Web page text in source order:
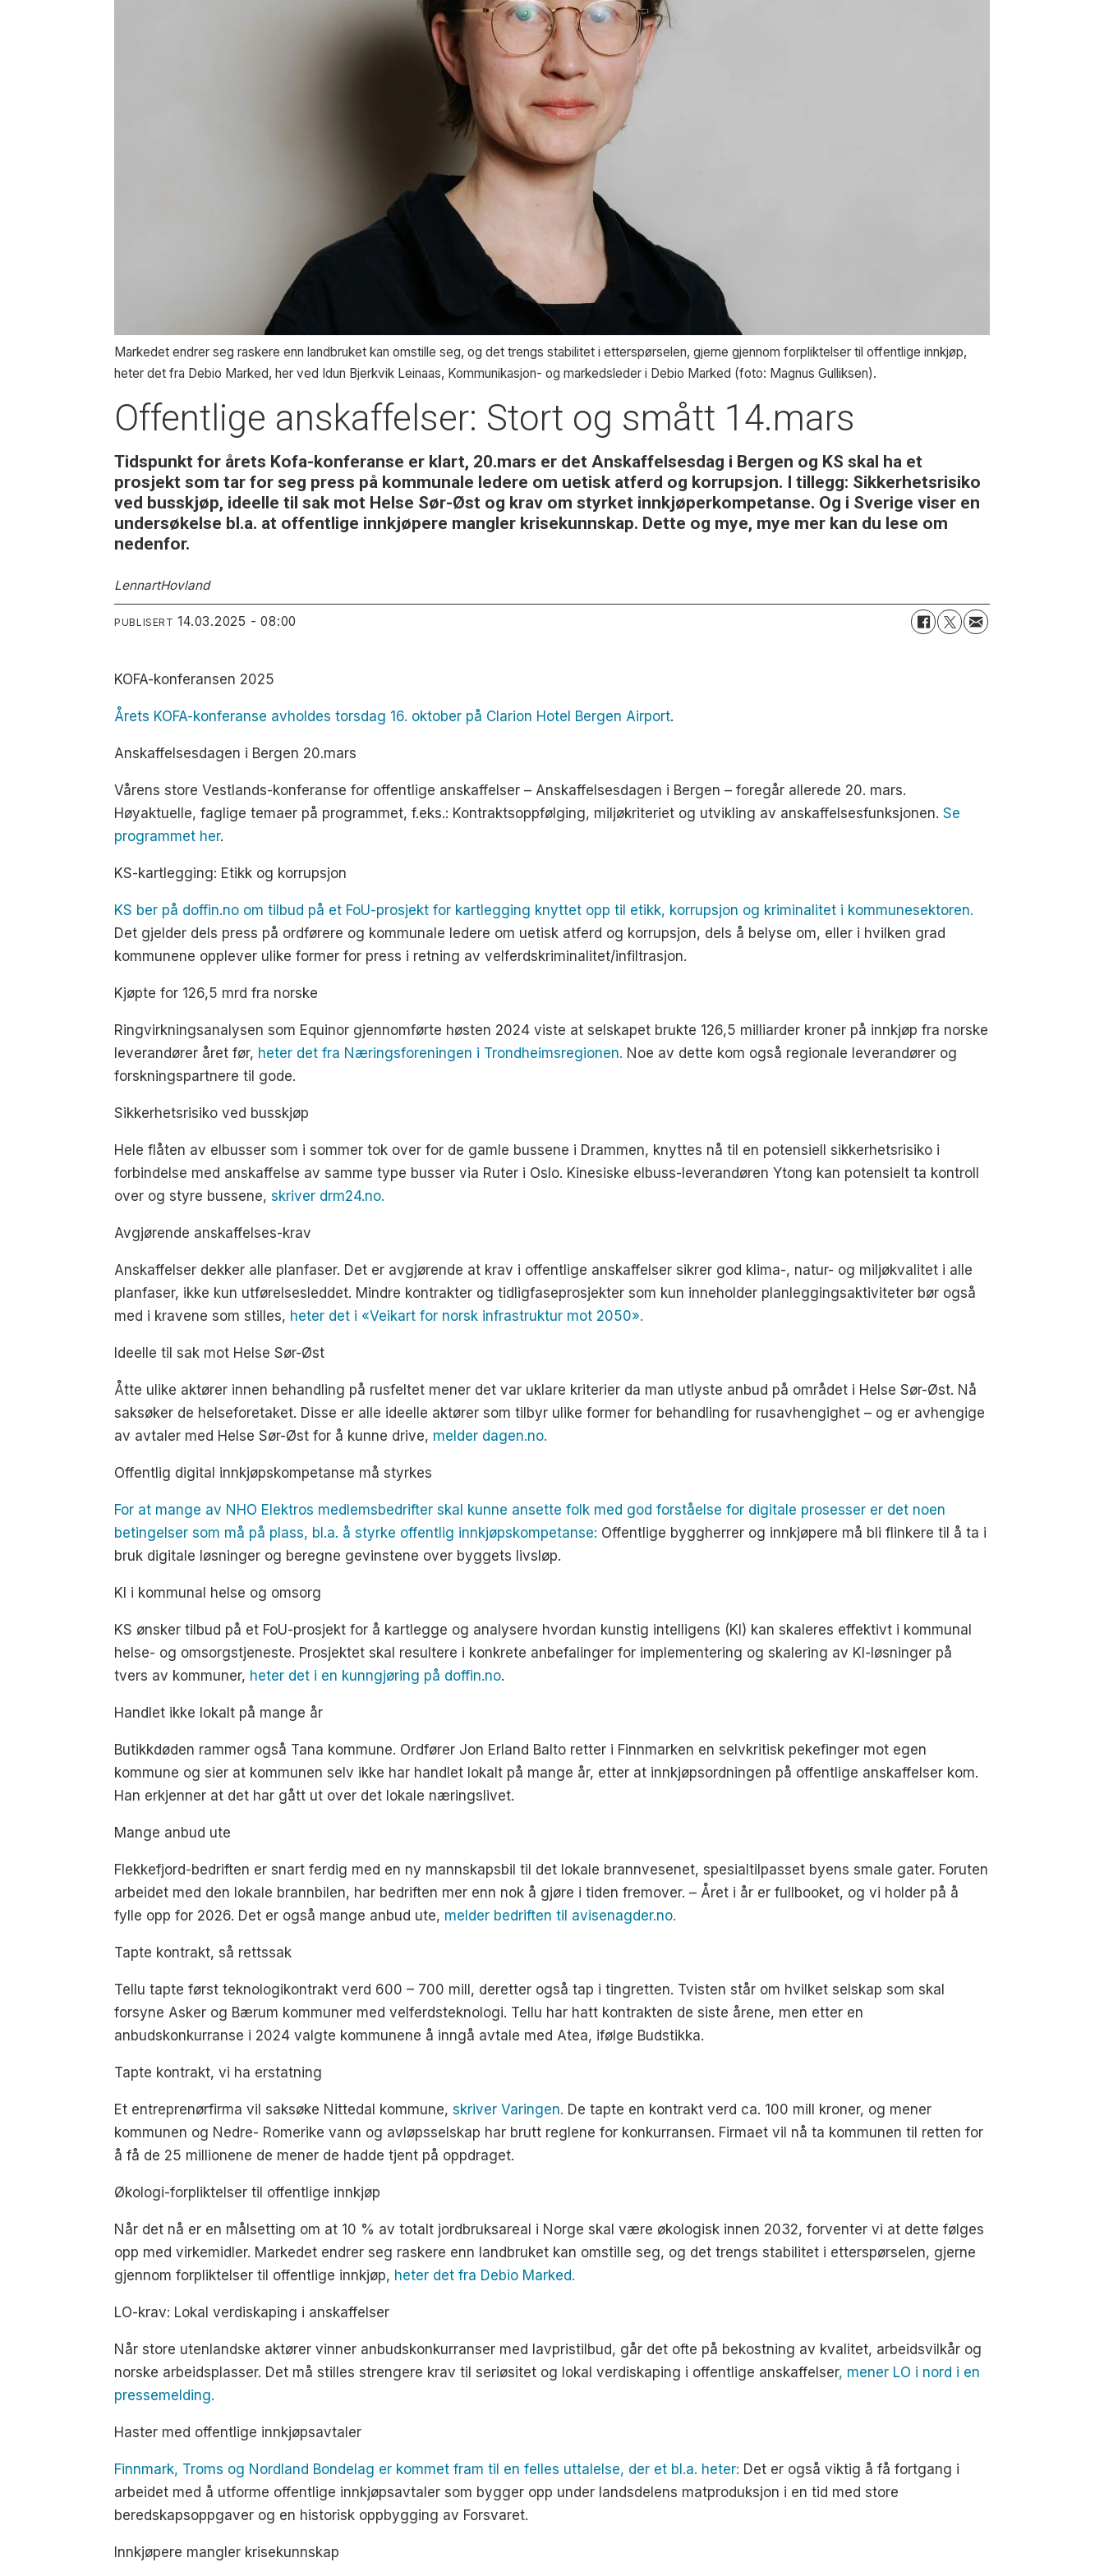
Markedet endrer seg raskere enn landbruket kan omstille seg, og det trengs stabilitet i etterspørselen, gjerne gjennom forpliktelser til offentlige innkjøp,
heter det fra Debio Marked, her ved Idun Bjerkvik Leinaas, Kommunikasjon- og markedsleder i Debio Marked (foto: Magnus Gulliksen).
Offentlige anskaffelser: Stort og smått 14.mars
Tidspunkt for årets Kofa-konferanse er klart, 20.mars er det Anskaffelsesdag i Bergen og KS skal ha et
prosjekt som tar for seg press på kommunale ledere om uetisk atferd og korrupsjon. I tillegg: Sikkerhetsrisiko
ved busskjøp, ideelle til sak mot Helse Sør-Øst og krav om styrket innkjøperkompetanse. Og i Sverige viser en
undersøkelse bl.a. at offentlige innkjøpere mangler krisekunnskap. Dette og mye, mye mer kan du lese om
nedenfor.
LennartHovland
PUBLISERT 14.03.2025 - 08:00
KOFA-konferansen 2025
Årets KOFA-konferanse avholdes torsdag 16. oktober på Clarion Hotel Bergen Airport.
Anskaffelsesdagen i Bergen 20.mars
Vårens store Vestlands-konferanse for offentlige anskaffelser – Anskaffelsesdagen i Bergen – foregår allerede 20. mars.
Høyaktuelle, faglige temaer på programmet, f.eks.: Kontraktsoppfølging, miljøkriteriet og utvikling av anskaffelsesfunksjonen.Se
programmet her.
KS-kartlegging: Etikk og korrupsjon
KS ber på doffin.no om tilbud på et FoU-prosjekt for kartlegging knyttet opp til etikk, korrupsjon og kriminalitet i kommunesektoren.
Det gjelder dels press på ordførere og kommunale ledere om uetisk atferd og korrupsjon, dels å belyse om, eller i hvilken grad
kommunene opplever ulike former for press i retning av velferdskriminalitet/infiltrasjon.
Kjøpte for 126,5 mrd fra norske
Ringvirkningsanalysen som Equinor gjennomførte høsten 2024 viste at selskapet brukte 126,5 milliarder kroner på innkjøp fra norske
leverandører året før, heter det fra Næringsforeningen i Trondheimsregionen. Noe av dette kom også regionale leverandører og
forskningspartnere til gode.
Sikkerhetsrisiko ved busskjøp
Hele flåten av elbusser som i sommer tok over for de gamle bussene i Drammen, knyttes nå til en potensiell sikkerhetsrisiko i
forbindelse med anskaffelse av samme type busser via Ruter i Oslo. Kinesiske elbuss-leverandøren Ytong kan potensielt ta kontroll
over og styre bussene,skriver drm24.no.
Avgjørende anskaffelses-krav
Anskaffelser dekker alle planfaser. Det er avgjørende at krav i offentlige anskaffelser sikrer god klima-, natur- og miljøkvalitet i alle
planfaser, ikke kun utførelsesleddet. Mindre kontrakter og tidligfaseprosjekter som kun inneholder planleggingsaktiviteter bør også
med i kravene som stilles, heter det i «Veikart for norsk infrastruktur mot 2050».
Ideelle til sak mot Helse Sør-Øst
Åtte ulike aktører innen behandling på rusfeltet mener det var uklare kriterier da man utlyste anbud på området i Helse Sør-Øst. Nå
saksøker de helseforetaket. Disse er alle ideelle aktører som tilbyr ulike former for behandling for rusavhengighet – og er avhengige
av avtaler med Helse Sør-Øst for å kunne drive, melder dagen.no.
Offentlig digital innkjøpskompetanse må styrkes
For at mange av NHO Elektros medlemsbedrifter skal kunne ansette folk med god forståelse for digitale prosesser er det noen
betingelser som må på plass, bl.a. å styrke offentlig innkjøpskompetanse: Offentlige byggherrer og innkjøpere må bli flinkere til å ta i
bruk digitale løsninger og beregne gevinstene over byggets livsløp.
KI i kommunal helse og omsorg
KS ønsker tilbud på et FoU-prosjekt for å kartlegge og analysere hvordan kunstig intelligens (KI) kan skaleres effektivt i kommunal
helse- og omsorgstjeneste. Prosjektet skal resultere i konkrete anbefalinger for implementering og skalering av KI-løsninger på
tvers av kommuner, heter det i en kunngjøring på doffin.no.
Handlet ikke lokalt på mange år
Butikkdøden rammer også Tana kommune. Ordfører Jon Erland Balto retter i Finnmarken en selvkritisk pekefinger mot egen
kommune og sier at kommunen selv ikke har handlet lokalt på mange år, etter at innkjøpsordningen på offentlige anskaffelser kom.
Han erkjenner at det har gått ut over det lokale næringslivet.
Mange anbud ute
Flekkefjord-bedriften er snart ferdig med en ny mannskapsbil til det lokale brannvesenet, spesialtilpasset byens smale gater. Foruten
arbeidet med den lokale brannbilen, har bedriften mer enn nok å gjøre i tiden fremover. – Året i år er fullbooket, og vi holder på å
fylle opp for 2026. Det er også mange anbud ute, melder bedriften til avisenagder.no.
Tapte kontrakt, så rettssak
Tellu tapte først teknologikontrakt verd 600 – 700 mill, deretter også tap i tingretten. Tvisten står om hvilket selskap som skal
forsyne Asker og Bærum kommuner med velferdsteknologi. Tellu har hatt kontrakten de siste årene, men etter en
anbudskonkurranse i 2024 valgte kommunene å inngå avtale med Atea, ifølge Budstikka.
Tapte kontrakt, vi ha erstatning
Et entreprenørfirma vil saksøke Nittedal kommune,skriver Varingen. De tapte en kontrakt verd ca. 100 mill kroner, og mener
kommunen og Nedre- Romerike vann og avløpsselskap har brutt reglene for konkurransen. Firmaet vil nå ta kommunen til retten for
å få de 25 millionene de mener de hadde tjent på oppdraget.
Økologi-forpliktelser til offentlige innkjøp
Når det nå er en målsetting om at 10 % av totalt jordbruksareal i Norge skal være økologisk innen 2032, forventer vi at dette følges
opp med virkemidler. Markedet endrer seg raskere enn landbruket kan omstille seg, og det trengs stabilitet i etterspørselen, gjerne
gjennom forpliktelser til offentlige innkjøp, heter det fra Debio Marked.
LO-krav: Lokal verdiskaping i anskaffelser
Når store utenlandske aktører vinner anbudskonkurranser med lavpristilbud, går det ofte på bekostning av kvalitet, arbeidsvilkår og
norske arbeidsplasser. Det må stilles strengere krav til seriøsitet og lokal verdiskaping i offentlige anskaffelser, mener LO i nord i en
pressemelding.
Haster med offentlige innkjøpsavtaler
Finnmark, Troms og Nordland Bondelag er kommet fram til en felles uttalelse, der et bl.a. heter: Det er også viktig å få fortgang i
arbeidet med å utforme offentlige innkjøpsavtaler som bygger opp under landsdelens matproduksjon i en tid med store
beredskapsoppgaver og en historisk oppbygging av Forsvaret.
Innkjøpere mangler krisekunnskap